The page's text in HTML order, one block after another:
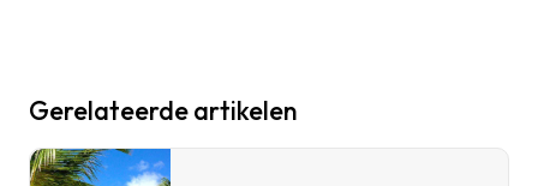
Gerelateerde artikelen